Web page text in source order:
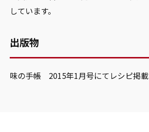
しています。
出版物
味の手帳 2015年1月号にてレシピ掲載